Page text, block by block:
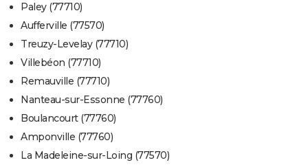
Paley (77710)
Aufferville (77570)
Treuzy-Levelay (77710)
Villebéon (77710)
Remauville (77710)
Nanteau-sur-Essonne (77760)
Boulancourt (77760)
Amponville (77760)
La Madeleine-sur-Loing (77570)